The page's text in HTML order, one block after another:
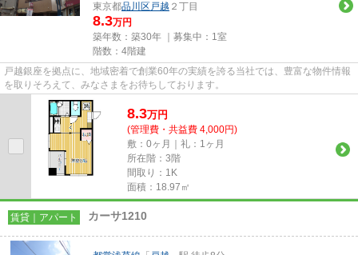
東京都品川区 戸越 ２丁目
8.3万円
築年数：築30年 ｜募集中： 1室
階数：4階建
戸越銀座を拠点に、地域密着で創業60年の実績を誇る当社では、豊富な物件情報
を取りそろえて、みなさまをお待ちしております。
8.3万円
(管理費・共益費 4,000円)
敷：0ヶ月｜礼：1ヶ月
所在階：3階
間取り：1K
面積：18.97㎡
賃貸｜アパート カーサ1210